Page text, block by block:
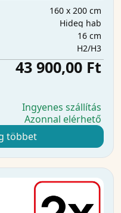
160 x 200 cm
Hideg hab
16 cm
H2/H3
43 900,00 Ft
Ingyenes szállítás
Azonnal elérhető
többet